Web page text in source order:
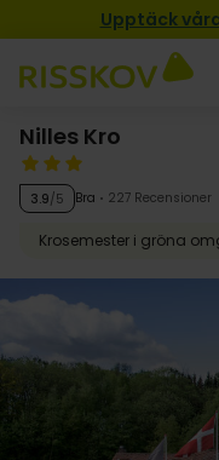
Upptäck
Nilles Kro
3.9/5 Bra 227 Recensioner
Krosemester i gröna